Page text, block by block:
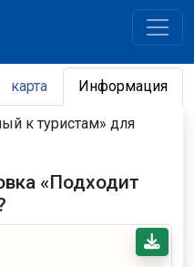
карта Информация
к туристам» для
«Подходит